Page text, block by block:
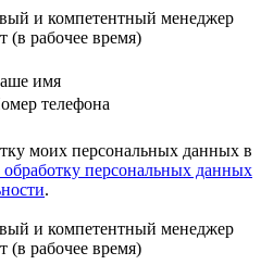
и компетентный менеджер
(в рабочее время)
имя
телефона
моих персональных данных в
персональных данных
.
и компетентный менеджер
(в рабочее время)